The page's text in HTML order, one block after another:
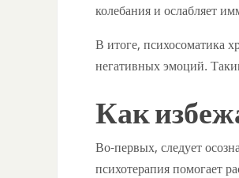
колебания и ослабляет
В итоге, психосоматика
негативных эмоций.
Как
Во-первых, следует
психотерапия помогает